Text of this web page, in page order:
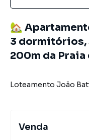
🏡
3 dormitórios,
200m da Praia
Loteamento João
Venda